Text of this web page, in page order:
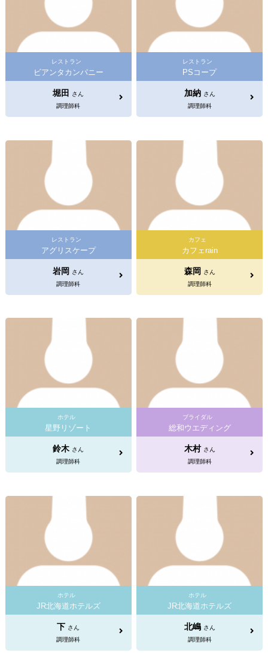
レストラン
ビアンタカンパニー
堀田
さん
調理師科
レストラン
PSコープ
加納 さん
調理師科
レストラン
アグリスケープ
岩岡 さん
調理師科
カフェ
カフェrain
森岡 さん
調理師科
ホテル
星野リゾート
鈴木 さん
調理師科
ブライダル
総和ウエディング
木村 さん
調理師科
ホテル
JR北海道ホテルズ
下 さん
調理師科
ホテル
JR北海道ホテルズ
北嶋 さん
調理師科